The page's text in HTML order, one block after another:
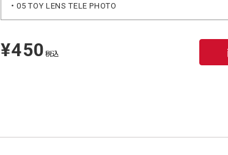
・05 TOY LENS TELE PHOTO
定
価
¥450 税込